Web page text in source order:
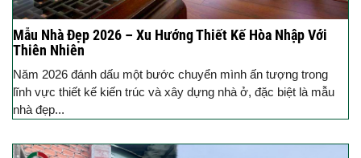
Mẫu Nhà Đẹp 2026 – Xu Hướng Thiết Kế Hòa Nhập Với
Thiên Nhiên
Năm 2026 đánh dấu một bước chuyển mình ấn tượng trong
lĩnh vực thiết kế kiến trúc và xây dựng nhà ở, đặc biệt là mẫu
nhà đẹp...